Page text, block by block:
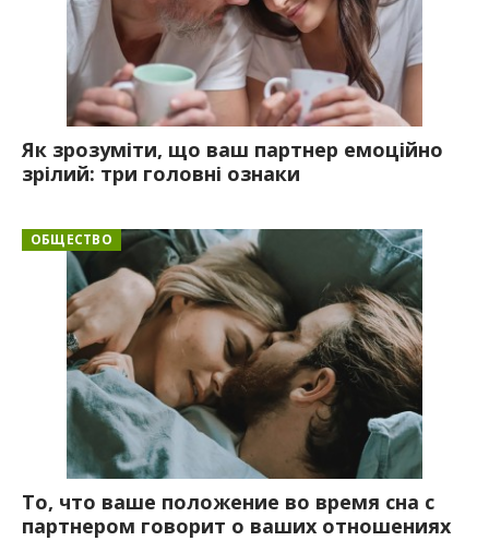
Як зрозуміти, що ваш партнер емоційно
зрілий: три головні ознаки
ОБЩЕСТВО
То, что ваше положение во время сна с
партнером говорит о ваших отношениях